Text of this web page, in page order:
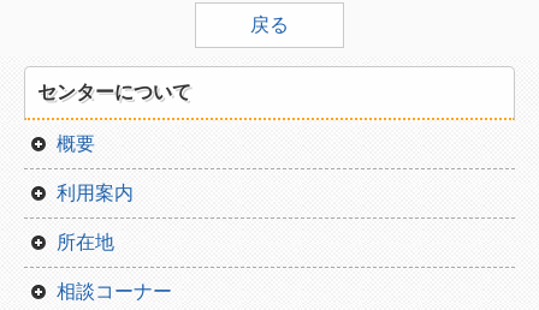
分野一覧
地域から
中央
東部
西部
戻る
センターについて
概要
利用案内
所在地
相談コーナー